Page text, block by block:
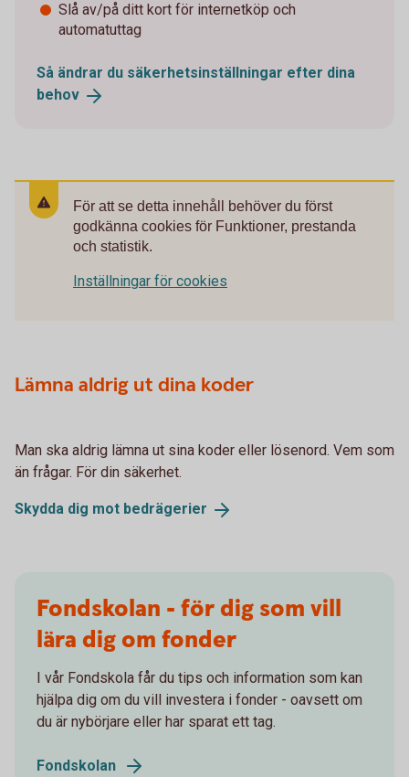
Slå av/på ditt kort för internetköp och
automatuttag
Så ändrar du säkerhetsinställningar efter dina
behov
För att se detta innehåll behöver du först
godkänna cookies för Funktioner, prestanda
och statistik.
Inställningar för cookies
Lämna aldrig ut dina koder
Man ska aldrig lämna ut sina koder eller lösenord. Vem som
än frågar. För din säkerhet.
Skydda dig mot bedrägerier
Fondskolan - för dig som vill
lära dig om fonder
I vår Fondskola får du tips och information som kan
hjälpa dig om du vill investera i fonder - oavsett om
du är nybörjare eller har sparat ett tag.
Fondskolan